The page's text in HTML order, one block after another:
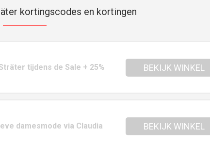
kortingscodes en kortingen
tijdens de Sale + 25%
BEKIJK WINKEL
damesmode via Claudia
BEKIJK WINKEL